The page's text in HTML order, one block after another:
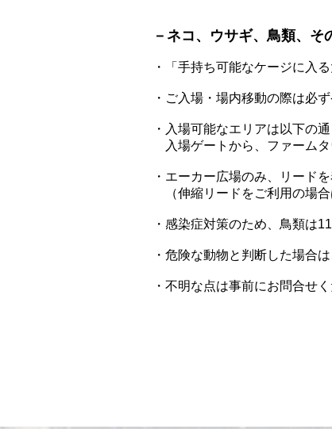
－ネコ、ウサギ、鳥類、そ
・「手持ち可能なケージに入
・ご入場・場内移動の際は必
・入場可能なエリアは以下の通
入場ゲートから、ファームタ
・エーカー広場のみ、リード
（伸縮リードをご利用の場合
・感染症対策のため、鳥類は
・危険な動物と判断した場合
・不明な点は事前にお問合せく